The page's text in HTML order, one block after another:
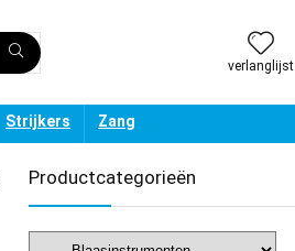
verlanglijst
Strijkers Zang
Productcategorieën